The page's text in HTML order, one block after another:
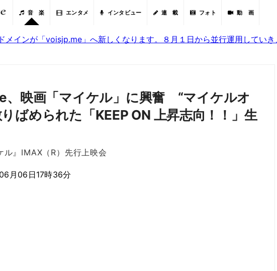
音 楽 エンタメ インタビュー 連 載 フォト 動 画
メインが「voisjp.me」へ新しくなります。８月１日から並行運用していき
映画「マイケル」に興奮 “マイケルオ
ばめられた「KEEP ON 上昇志向！！」生
ル』IMAX（R）先行上映会
月06日17時36分